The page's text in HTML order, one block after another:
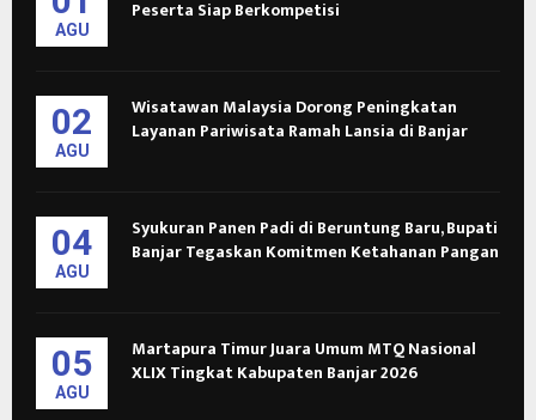
AGU
Peserta Siap Berkompetisi
02
AGU
Wisatawan Malaysia Dorong Peningkatan
Layanan Pariwisata Ramah Lansia di Banjar
04
AGU
Syukuran Panen Padi di Beruntung Baru, Bupati
Banjar Tegaskan Komitmen Ketahanan Pangan
05
AGU
Martapura Timur Juara Umum MTQ Nasional
XLIX Tingkat Kabupaten Banjar 2026